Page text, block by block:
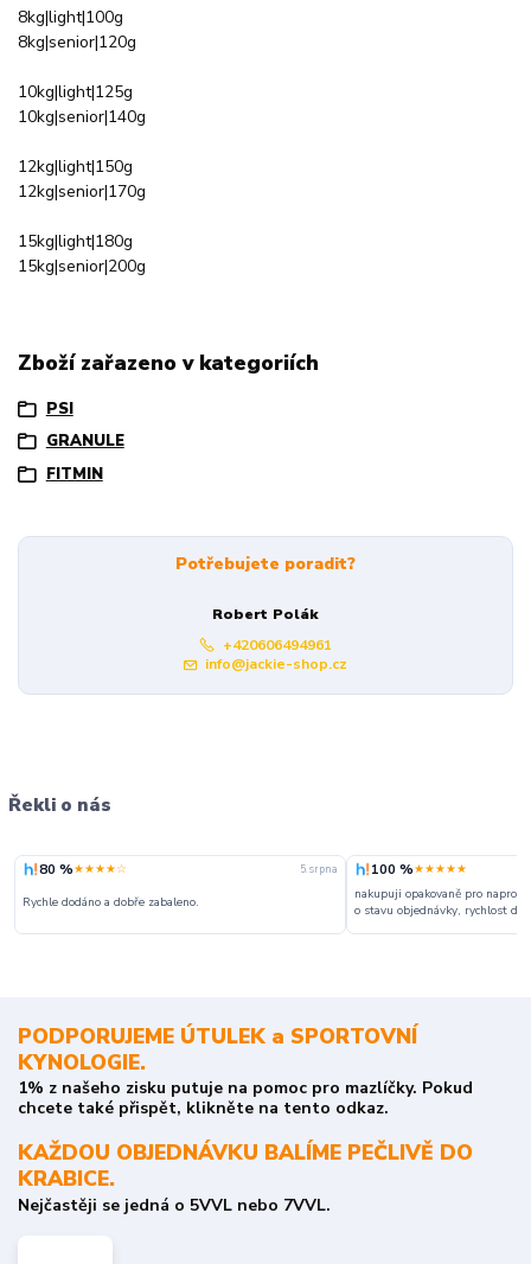
8kg|light|100g
8kg|senior|120g
10kg|light|125g
10kg|senior|140g
12kg|light|150g
12kg|senior|170g
15kg|light|180g
15kg|senior|200g
Zboží zařazeno v kategoriích
PSI
GRANULE
FITMIN
Potřebujete poradit?
Robert Polák
+420606494961
info@jackie-shop.cz
Řekli o nás
80 %★★★★☆ 5. srpna
Rychle dodáno a dobře zabaleno.
100 %★★★★★
nakupuji opakovaně pro
o stavu objednávky, rychlost
PODPORUJEME ÚTULEK a SPORTOVNÍ
KYNOLOGIE.
1% z našeho zisku putuje na pomoc pro mazlíčky. Pokud
chcete také přispět, klikněte na tento odkaz.
KAŽDOU OBJEDNÁVKU BALÍME PEČLIVĚ DO
KRABICE.
Nejčastěji se jedná o 5VVL nebo 7VVL.